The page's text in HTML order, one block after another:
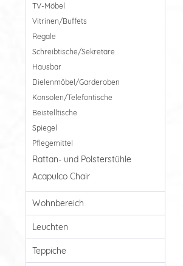
TV-Möbel
Vitrinen/Buffets
Regale
Schreibtische/Sekretäre
Hausbar
Dielenmöbel/Garderoben
Konsolen/Telefontische
Beistelltische
Spiegel
Pflegemittel
Rattan- und Polsterstühle
Acapulco Chair
Wohnbereich
Leuchten
Teppiche